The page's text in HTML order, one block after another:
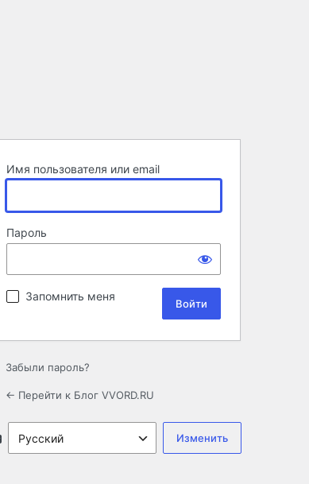
Имя пользователя или email
Пароль
Запомнить меня
Забыли пароль?
← Перейти к Блог VVORD.RU
Язык